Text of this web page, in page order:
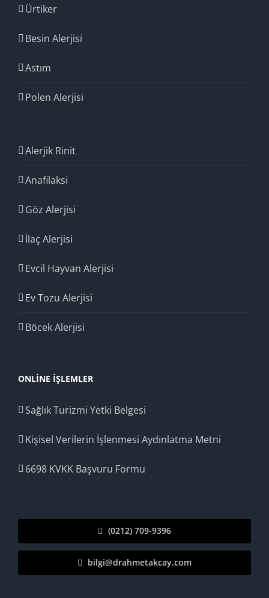
Ürtiker
Besin Alerjisi
Astım
Polen Alerjisi
Alerjik Rinit
Anafilaksi
Göz Alerjisi
İlaç Alerjisi
Evcil Hayvan Alerjisi
Ev Tozu Alerjisi
Böcek Alerjisi
ONLINE İŞLEMLER
Sağlık Turizmi Yetki Belgesi
Kişisel Verilerin İşlenmesi Aydınlatma Metni
6698 KVKK Başvuru Formu
(0212) 709-9396
bilgi@drahmetakcay.com